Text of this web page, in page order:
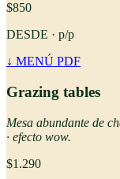
$850
DESDE · p/p
↓ MENÚ PDF
Grazing tables
Mesa abundante de
· efecto wow.
$1.290